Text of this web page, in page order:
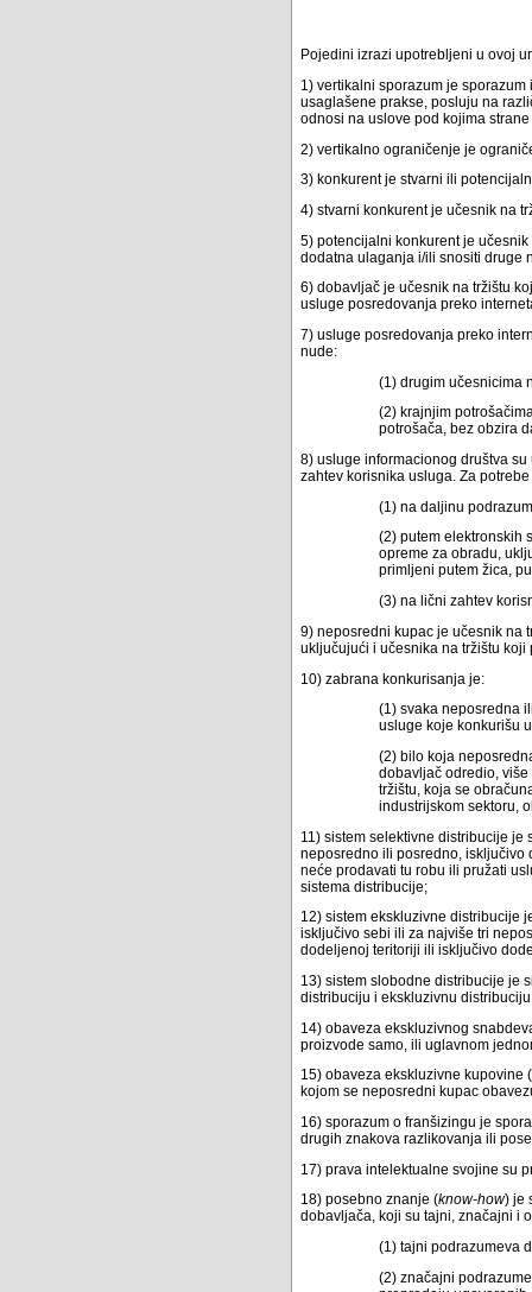
Pojedini izrazi upotrebljeni u ovoj
1) vertikalni sporazum je
usaglašene prakse, posluju na
odnosi na uslove pod kojima
2) vertikalno ograničenje je
3) konkurent je stvarni ili
4) stvarni konkurent je učesnik na
5) potencijalni konkurent je
dodatna ulaganja i/ili snositi druge
6) dobavljač je učesnik na tržištu
usluge posredovanja preko
7) usluge posredovanja preko
nude:
(1) drugim učesnicima
(2) krajnjim
potrošača, bez obzira
8) usluge informacionog društva
zahtev korisnika usluga. Za
(1) na daljinu
(2) putem elektronskih
opreme za obradu,
primljeni putem žica,
(3) na lični zahtev
9) neposredni kupac je učesnik na
uključujući i učesnika na tržištu
10) zabrana konkurisanja je:
(1) svaka neposredna
usluge koje konkurišu
(2) bilo koja
dobavljač odredio,
tržištu, koja se
industrijskom sektoru,
11) sistem selektivne distribucije
neposredno ili posredno, isključivo
neće prodavati tu robu ili pružati
sistema distribucije;
12) sistem ekskluzivne distribucije
isključivo sebi ili za najviše tri
dodeljenoj teritoriji ili isključivo
13) sistem slobodne distribucije je
distribuciju i ekskluzivnu
14) obaveza ekskluzivnog
proizvode samo, ili uglavnom
15) obaveza ekskluzivne
kojom se neposredni kupac
16) sporazum o franšizingu je
drugih znakova razlikovanja ili
17) prava intelektualne svojine su
18) posebno znanje (know-how) je
dobavljača, koji su tajni, značajni i
(1) tajni podrazumeva
(2) značajni